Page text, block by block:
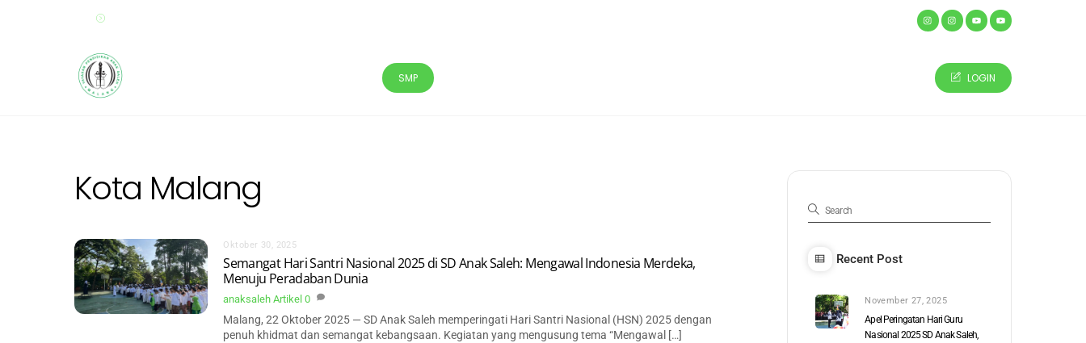
SMP LOGIN
Kota Malang
Oktober 30, 2025
Semangat Hari Santri Nasional 2025 di SD Anak Saleh: Mengawal Indonesia Merdeka,
Menuju Peradaban Dunia
anaksaleh Artikel 0
Malang, 22 Oktober 2025 — SD Anak Saleh memperingati Hari Santri Nasional (HSN) 2025 dengan
penuh khidmat dan semangat kebangsaan. Kegiatan yang mengusung tema “Mengawal […]
Recent Post
November 27, 2025
Apel Peringatan Hari Guru
Nasional 2025 SD Anak Saleh,